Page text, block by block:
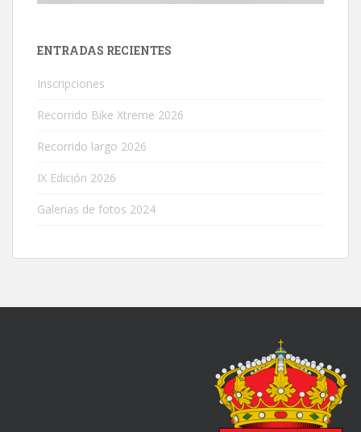
ENTRADAS RECIENTES
Inscripciones
Recorrido Bike Xtreme 2026
Recorrido largo 2026
IX Edición 2026
Galerias de fotos 2024